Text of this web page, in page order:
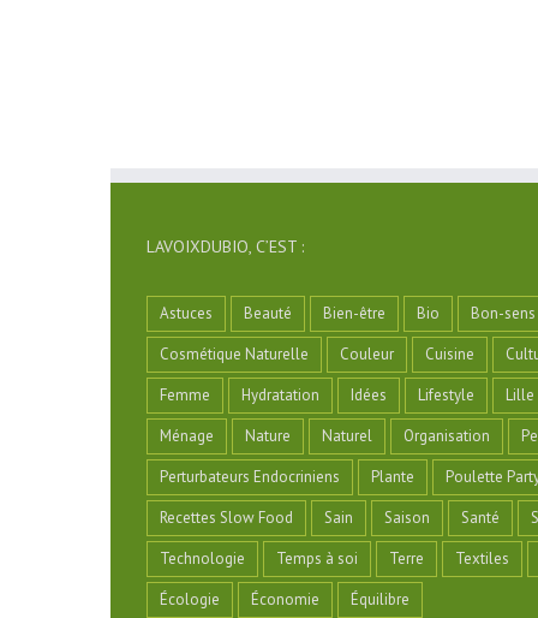
LAVOIXDUBIO, C’EST :
Astuces Beauté Bien-être Bio Bon-sens
Cosmétique Naturelle
Couleur Cuisine
Femme
Hydratation Idées Lifestyle Lille
Ménage
Nature Naturel Organisation
Perturbateurs Endocriniens
Plante Poulette
Recettes Slow Food
Sain Saison Santé
Technologie
Temps à soi Terre Textiles
Écologie
Économie Équilibre